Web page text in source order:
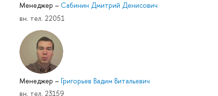
Менеджер – Сабинин Дмитрий Денисович
вн. тел. 22051
Менеджер – Григорьев Вадим Витальевич
вн. тел. 23159